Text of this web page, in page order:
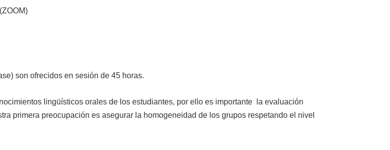
son ofrecidos en sesión de 45 horas.
lingüísticos orales de los estudiantes, por ello es importante la evaluación
primera preocupación es asegurar la homogeneidad de los grupos respetando el nivel